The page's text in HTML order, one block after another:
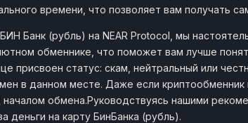
времени, что позволяет вам получать
Банк (рубль) на NEAR Protocol, мы
обменнике, что поможет вам лучше
присвоен статус: скам, нейтральный или
в данном месте. Даже если
обмена.Руководствуясь нашими
деньги на карту БинБанка (рубль).